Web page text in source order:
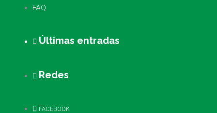
FAQ
Últimas entradas
Redes
FACEBOOK